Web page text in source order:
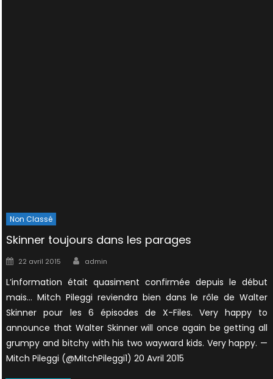
Non Classé
Skinner toujours dans les parages
Posted
22 avril 2015 Author
admin
L’information était quasiment confirmée depuis le début
mais… Mitch Pileggi reviendra bien dans le rôle de Walter
Skinner pour les 6 épisodes de X-Files. Very happy to
announce that Walter Skinner will once again be getting all
grumpy and bitchy with his two wayward kids. Very happy. —
Mitch Pileggi (@MitchPileggi1) 20 Avril 2015